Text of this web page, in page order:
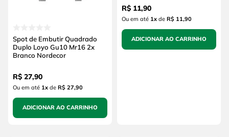
Spot de Embutir Quadrado
Duplo Loyo Gu10 Mr16 2x
Branco Nordecor
R$ 27,90
Ou em até 1xde R$ 27,90
ADICIONAR AO CARRINHO
R$ 11,90
Ou em até 1xde R$ 11,90
ADICIONAR AO CARRINHO